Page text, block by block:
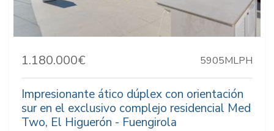
1.180.000€ 5905MLPH
Impresionante ático dúplex con orientación
sur en el exclusivo complejo residencial Med
Two, El Higuerón - Fuengirola